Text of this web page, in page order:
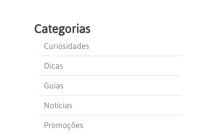
Categorias
Curiosidades
Dicas
Guias
Notícias
Promoções